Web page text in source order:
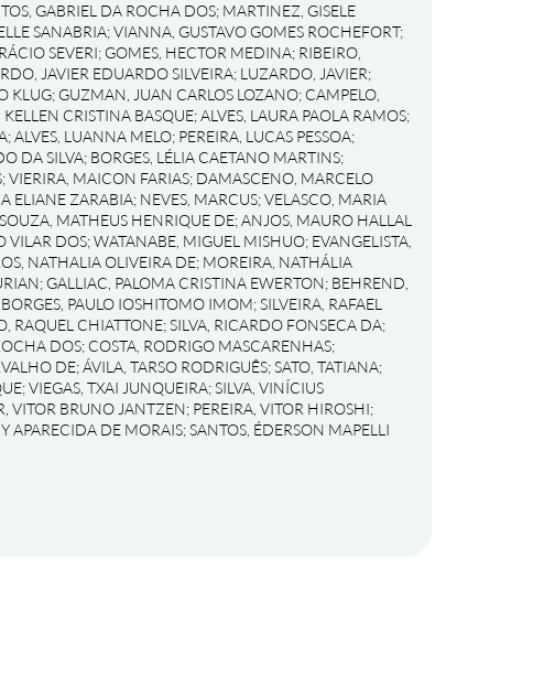
GABRIEL DA ROCHA DOS; MARTINEZ, GISELE
SANABRIA;VIANNA, GUSTAVO GOMES ROCHEFORT;
SEVERI; GOMES, HECTOR MEDINA; RIBEIRO,
JAVIER EDUARDO SILVEIRA; LUZARDO, JAVIER;
KLUG; GUZMAN, JUAN CARLOS LOZANO; CAMPELO,
KELLEN CRISTINA BASQUE;ALVES, LAURA PAOLA RAMOS;
;ALVES, LUANNA MELO; PEREIRA, LUCAS PESSOA;
DA SILVA; BORGES, LÉLIA CAETANO MARTINS;
;VIERIRA, MAICON FARIAS; DAMASCENO, MARCELO
ELIANE ZARABIA; NEVES, MARCUS;VELASCO, MARIA
SOUZA, MATHEUS HENRIQUE DE;ANJOS, MAURO HALLAL
VILAR DOS;WATANABE, MIGUEL MISHUO; EVANGELISTA,
NATHALIA OLIVEIRA DE; MOREIRA, NATHÁLIA
; GALLIAC, PALOMA CRISTINA EWERTON; BEHREND,
BORGES, PAULO IOSHITOMO IMOM;SILVEIRA, RAFAEL
RAQUEL CHIATTONE;SILVA, RICARDO FONSECA DA;
DOS; COSTA, RODRIGO MASCARENHAS;
DE;ÁVILA, TARSO RODRIGUÊS;SATO, TATIANA;
;VIEGAS, TXAI JUNQUEIRA;SILVA, VINÍCIUS
VITOR BRUNO JANTZEN; PEREIRA, VITOR HIROSHI;
APARECIDA DE MORAIS;SANTOS, ÉDERSON MAPELLI